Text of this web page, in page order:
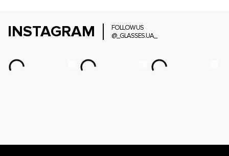
INSTAGRAM
FOLLOW US
@_GLASSES.UA_